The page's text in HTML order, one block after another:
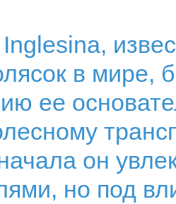
в мире,
ее
он
но под